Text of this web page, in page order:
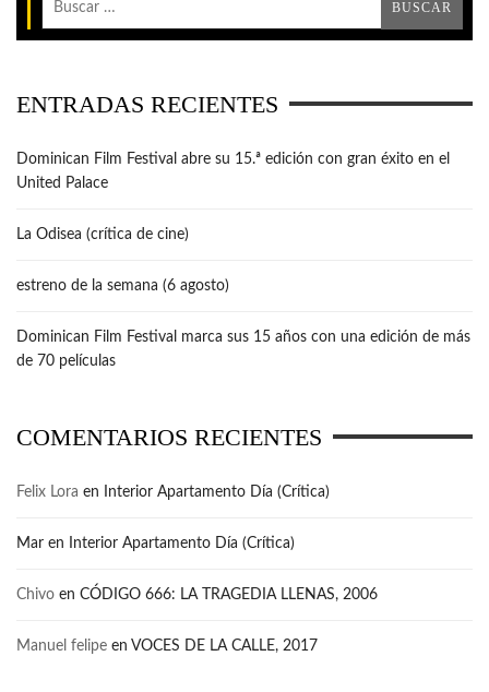
ENTRADAS RECIENTES
Dominican Film Festival abre su 15.ª edición con gran éxito en el
United Palace
La Odisea (crítica de cine)
estreno de la semana (6 agosto)
Dominican Film Festival marca sus 15 años con una edición de más
de 70 películas
COMENTARIOS RECIENTES
Felix Lora en Interior Apartamento Día (Crítica)
Mar en Interior Apartamento Día (Crítica)
Chivo en CÓDIGO 666: LA TRAGEDIA LLENAS, 2006
Manuel felipe en VOCES DE LA CALLE, 2017